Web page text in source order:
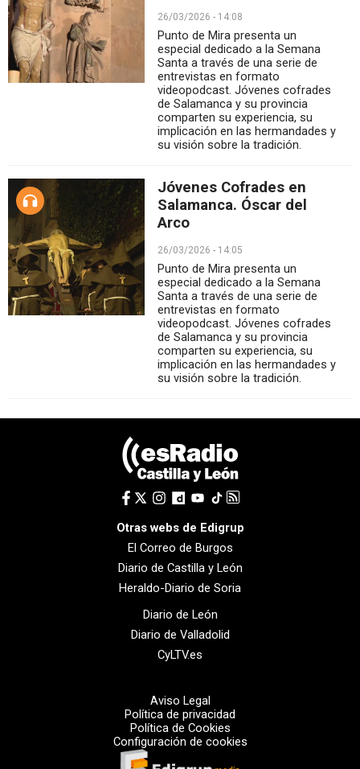
26/03/2026 - 14:08
Punto de Mira presenta un
especial dedicado a la Semana
Santa a través de una serie de
entrevistas en formato
videopodcast. Jóvenes cofrades
de Salamanca y su provincia
comparten su experiencia, su
implicación en las hermandades y
su visión sobre la tradición.
Jóvenes Cofrades en
Salamanca. Óscar del
Arco
26/03/2026 - 14:05
Punto de Mira presenta un
especial dedicado a la Semana
Santa a través de una serie de
entrevistas en formato
videopodcast. Jóvenes cofrades
de Salamanca y su provincia
comparten su experiencia, su
implicación en las hermandades y
su visión sobre la tradición.
Otras webs de Edigrup
El Correo de Burgos
Diario de Castilla y León
Heraldo-Diario de Soria
Diario de León
Diario de Valladolid
CyLTV.es
Aviso Legal
Política de privacidad
Política de Cookies
Configuración de cookies